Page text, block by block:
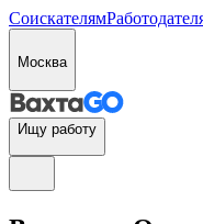
Соискателям
Москва
Ищу работу